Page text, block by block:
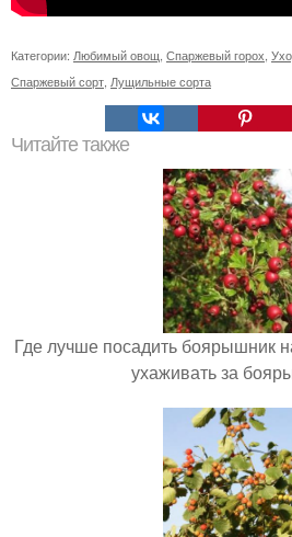
Категории: Любимый овощ Спаржевый горох
Спаржевый сорт Лущильные сорта
Читайте также
Где лучше посадить боярышник
ухаживать за